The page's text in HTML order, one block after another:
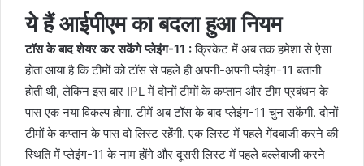
ये हैं आईपीएम का बदला हुआ नियम
टॉस के बाद शेयर कर सकेंगे प्लेइंग-11 :क्रिकेट में अब तक हमेशा से ऐसा
होता आया है कि टीमों को टॉस से पहले ही अपनी-अपनी प्लेइंग-11 बतानी
होती थी, लेकिन इस बार IPL में दोनों टीमों के कप्तान और टीम प्रबंधन के
पास एक नया विकल्प होगा. टीमें अब टॉस के बाद प्लेइंग-11 चुन सकेंगी. दोनों
टीमों के कप्तान के पास दो लिस्ट रहेंगी. एक लिस्ट में पहले गेंदबाजी करने की
स्थिति में प्लेइंग-11 के नाम होंगे और दूसरी लिस्ट में पहले बल्लेबाजी करने